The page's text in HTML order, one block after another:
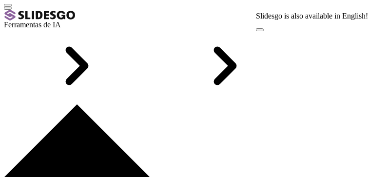
Slidesgo is also available in English!
Ferramentas de IA